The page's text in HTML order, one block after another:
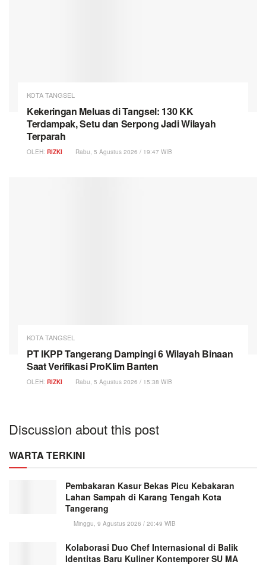
KOTA TANGSEL
Kekeringan Meluas di Tangsel: 130 KK
Terdampak, Setu dan Serpong Jadi Wilayah
Terparah
OLEH: RIZKI Rabu, 5 Agustus 2026 / 19:47 WIB
KOTA TANGSEL
PT IKPP Tangerang Dampingi 6 Wilayah Binaan
Saat Verifikasi ProKlim Banten
OLEH: RIZKI Rabu, 5 Agustus 2026 / 15:38 WIB
Discussion about this post
WARTA TERKINI
Pembakaran Kasur Bekas Picu Kebakaran
Lahan Sampah di Karang Tengah Kota
Tangerang
Minggu, 9 Agustus 2026 / 20:49 WIB
Kolaborasi Duo Chef Internasional di Balik
Identitas Baru Kuliner Kontemporer SU MA